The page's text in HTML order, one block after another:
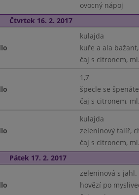
ovocný nápoj
Čtvrtek 16. 2. 2017
kulajda
kuře a ala
čaj s citronem,
1,7
špecle se
čaj s citronem,
kulajda
zeleninový talíř,
čaj s citronem,
Pátek 17. 2. 2017
zeleninová s jahl.
hovězí po